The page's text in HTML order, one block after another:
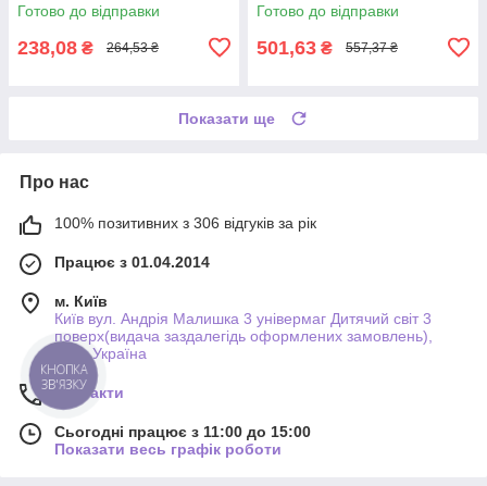
Готово до відправки
238,08 ₴ 264,53 ₴
Готово до відправки
501,63 ₴ 557,37 ₴
Показати ще
Про нас
100% позитивних з 306 відгуків за рік
Працює з 01.04.2014
м. Київ
Київ вул. Андрія Малишка 3 універмаг Дитячий світ 3
поверх(видача заздалегідь оформлених замовлень),
Київ, Україна
Контакти
Сьогодні працює з 11:00 до 15:00
Показати весь графік роботи
КНОПКА
ЗВ'ЯЗКУ